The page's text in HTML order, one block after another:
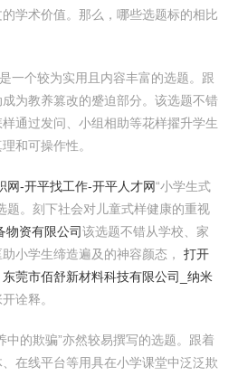
学术价值。那么，哪些选题标的相比
一个较为实用且内容丰富的选题。跟
为教养篡改的蹙迫部分。该选题不错
通过发问、小组相助等花样擢升学生
和可操作性。
网-开平找工作-开平人才网“小学生式
题。刻下社会对儿童式样健康的重视
物资有限公司该选题不错从学校、家
小学生缔造遍及的神容颜态， 打开
东莞市佰舒新材料科技有限公司_纳米
诠释。
中的欺骗”亦然较易撰写的选题。跟着
在线平台等用具在小学课堂中泛泛欺